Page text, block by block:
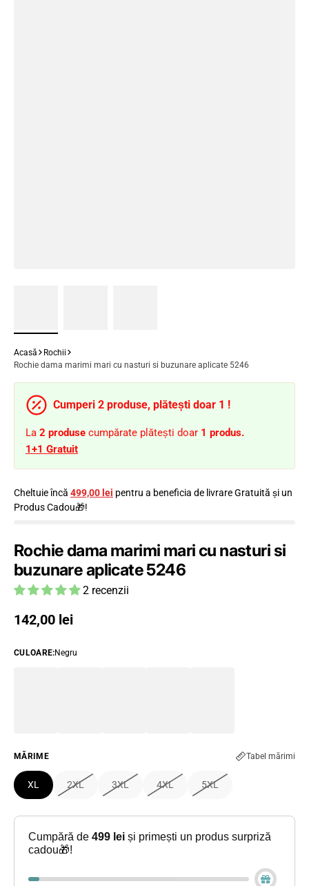
Acasă
Rochii
Rochie dama marimi mari cu nasturi si buzunare aplicate 5246
Cumperi 2 produse, plătești doar 1 !
La 2 produse cumpărate plătești doar 1 produs.
1+1 Gratuit
Cheltuie încă 499,00 lei pentru a beneficia de livrare Gratuită și un
Produs Cadou🎁!
Rochie dama marimi mari cu nasturi si
buzunare aplicate 5246
2 recenzii
Preț obișnuit
142,00 lei
CULOARE:Negru
MĂRIME Tabel mărimi
XL 2XL 3XL 4XL 5XL
Cumpără de499 lei și primești un produs surpriză
cadou🎁!